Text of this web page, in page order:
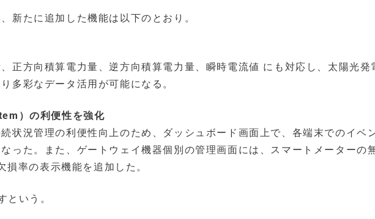
新たに追加した機能は以下のとおり。
正方向積算電力量、逆方向積算電力量、瞬時電流値 にも対応し、太陽光発
多彩なデータ活用が可能になる。
）の利便性を強化
状況管理の利便性向上のため、ダッシュボード画面上で、各端末でのイベ
った。また、ゲートウェイ機器個別の管理画面には、スマートメーターの
損率の表示機能を追加した。
という。